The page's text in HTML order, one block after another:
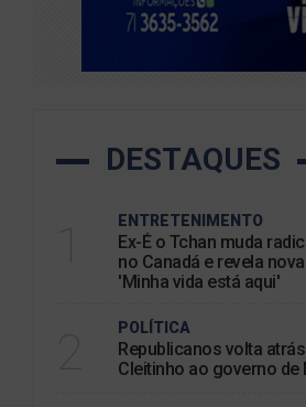
DESTAQUES
ENTRETENIMENTO
Ex-É o Tchan muda
no Canadá e revela
'Minha vida está aqui'
POLÍTICA
Republicanos volta
Cleitinho ao governo de